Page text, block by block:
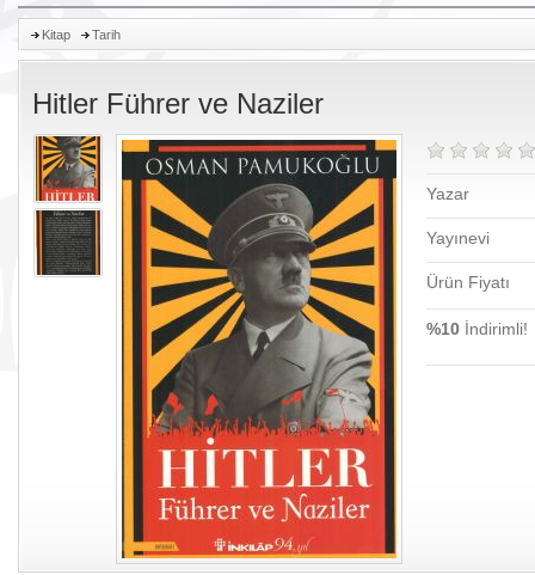
Kitap Tarih
Hitler Führer ve Naziler
Yazar
Yayınevi
Ürün Fiyatı
%10 İndirimli!